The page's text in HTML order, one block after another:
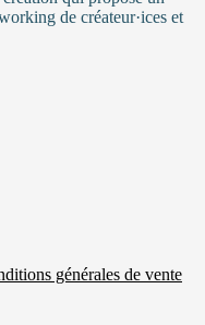
de créateur·ices et
générales de vente